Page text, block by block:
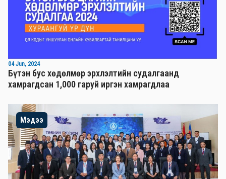
04 Jun, 2024
Бүтэн бус хөдөлмөр эрхлэлтийн судалгаанд
хамрагдсан 1,000 гаруй иргэн хамрагдлаа
Мэдээ